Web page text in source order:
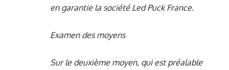
en garantie la société Led Puck France.
Examen des moyens
Sur le deuxième moyen, qui est préalable